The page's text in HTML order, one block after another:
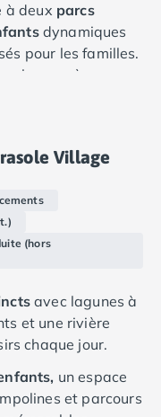
à deux parcs
dynamiques
pour les familles.
les cyprès ou
de bien-être
s'épanouissent en
de la
dans la
dePise ou perdez-
deSienneetSan
Village
(hors
avec lagunes à
et une rivière
chaque jour.
un espace
et parcours